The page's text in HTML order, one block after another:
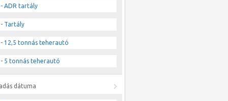
- ADR tartály
- Tartály
- 12,5 tonnás teherautó
- 5 tonnás teherautó
dátuma